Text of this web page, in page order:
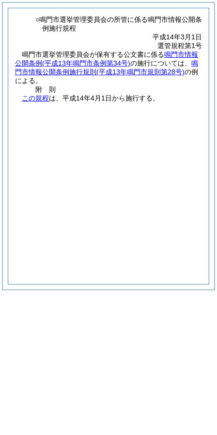
○鳴門市選挙管理委員会の所管に係る鳴門市情報公開条
例施行規程
平成14年3月1日
選管規程第1号
鳴門市選挙管理委員会が保有する公文書に係る鳴門市情報
公開条例(平成13年鳴門市条例第34号)の施行については、 鳴
門市情報公開条例施行規則 (平成13年鳴門市規則第28号)の例
による。
附 則
この規程は、平成14年4月1日から施行する。